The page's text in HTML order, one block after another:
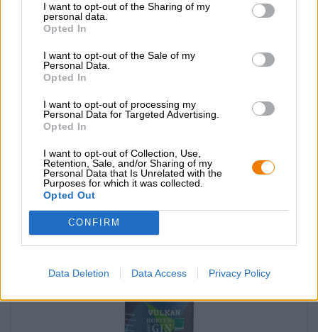
I want to opt-out of the Sharing of my
personal data.
Opted In
I want to opt-out of the Sale of my
Personal Data.
Opted In
I want to opt-out of processing my
Personal Data for Targeted Advertising.
Opted In
I want to opt-out of Collection, Use,
Retention, Sale, and/or Sharing of my
Personal Data that Is Unrelated with the
Purposes for which it was collected.
Opted Out
CONFIRM
Data Deletion Data Access Privacy Policy
lambic marmelade kirsch
Cantillon
-
200 G - € 3,50 / 100 G
Uitverkocht